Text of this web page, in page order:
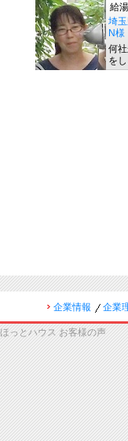
給
埼
N様
何
を
企業情報 企業
ほっとハウス お客様の声